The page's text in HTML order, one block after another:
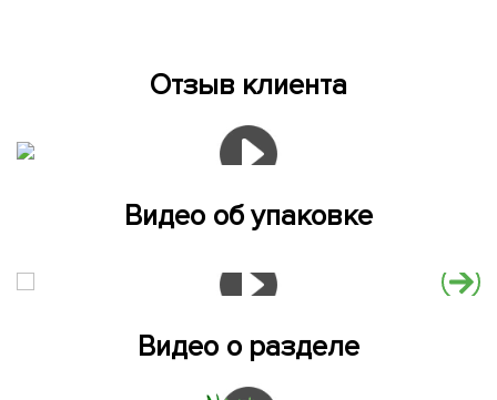
Отзыв клиента
Видео об упаковке
Видео о разделе